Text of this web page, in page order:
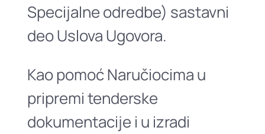
Specijalne odredbe) sastavni
deo Uslova Ugovora.
Kao pomoć Naručiocima u
pripremi tenderske
dokumentacije i u izradi